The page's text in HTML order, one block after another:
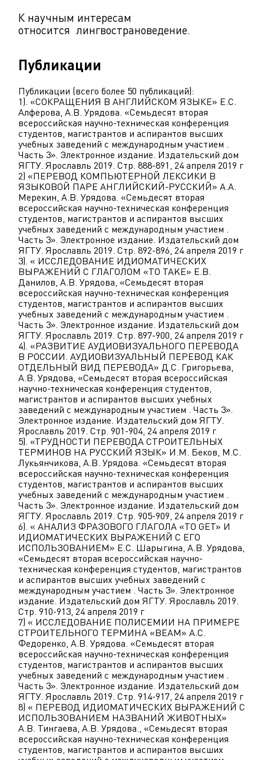
К научным интересам
относится лингвострановедение.
Публикации
Публикации (всего более 50 публикаций):
1). «СОКРАЩЕНИЯ В АНГЛИЙСКОМ ЯЗЫКЕ» Е.С.
Алферова, А.В. Урядова. «Семьдесят вторая
всероссийская научно-техническая конференция
студентов, магистрантов и аспирантов высших
учебных заведений с международным участием .
Часть 3». Электронное издание. Издательский дом
ЯГТУ. Ярославль 2019. Стр. 888-891, 24 апреля 2019 г
2) «ПЕРЕВОД КОМПЬЮТЕРНОЙ ЛЕКСИКИ В
ЯЗЫКОВОЙ ПАРЕ АНГЛИЙСКИЙ-РУССКИЙ» А.А.
Мерекин, А.В. Урядова. «Семьдесят вторая
всероссийская научно-техническая конференция
студентов, магистрантов и аспирантов высших
учебных заведений с международным участием .
Часть 3». Электронное издание. Издательский дом
ЯГТУ. Ярославль 2019. Стр. 892-896, 24 апреля 2019 г
3). « ИССЛЕДОВАНИЕ ИДИОМАТИЧЕСКИХ
ВЫРАЖЕНИЙ С ГЛАГОЛОМ «TO TAKE» Е.В.
Данилов, А.В. Урядова, «Семьдесят вторая
всероссийская научно-техническая конференция
студентов, магистрантов и аспирантов высших
учебных заведений с международным участием .
Часть 3». Электронное издание. Издательский дом
ЯГТУ. Ярославль 2019. Стр. 897-900, 24 апреля 2019 г
4). «РАЗВИТИЕ АУДИОВИЗУАЛЬНОГО ПЕРЕВОДА
В РОССИИ. АУДИОВИЗУАЛЬНЫЙ ПЕРЕВОД КАК
ОТДЕЛЬНЫЙ ВИД ПЕРЕВОДА» Д.С. Григорьева,
А.В. Урядова, «Семьдесят вторая всероссийская
научно-техническая конференция студентов,
магистрантов и аспирантов высших учебных
заведений с международным участием . Часть 3».
Электронное издание. Издательский дом ЯГТУ.
Ярославль 2019. Стр. 901-904, 24 апреля 2019 г
5). «ТРУДНОСТИ ПЕРЕВОДА СТРОИТЕЛЬНЫХ
ТЕРМИНОВ НА РУССКИЙ ЯЗЫК» И.М. Беков, М.С.
Лукьянчикова, А.В. Урядова. «Семьдесят вторая
всероссийская научно-техническая конференция
студентов, магистрантов и аспирантов высших
учебных заведений с международным участием .
Часть 3». Электронное издание. Издательский дом
ЯГТУ. Ярославль 2019. Стр. 905-909, 24 апреля 2019 г
6). « АНАЛИЗ ФРАЗОВОГО ГЛАГОЛА «TO GET» И
ИДИОМАТИЧЕСКИХ ВЫРАЖЕНИЙ С ЕГО
ИСПОЛЬЗОВАНИЕМ» Е.С. Шарыгина, А.В. Урядова,
«Семьдесят вторая всероссийская научно-
техническая конференция студентов, магистрантов
и аспирантов высших учебных заведений с
международным участием . Часть 3». Электронное
издание. Издательский дом ЯГТУ. Ярославль 2019.
Стр. 910-913, 24 апреля 2019 г
7) « ИССЛЕДОВАНИЕ ПОЛИСЕМИИ НА ПРИМЕРЕ
СТРОИТЕЛЬНОГО ТЕРМИНА «BEAM» А.С.
Федоренко, А.В. Урядова. «Семьдесят вторая
всероссийская научно-техническая конференция
студентов, магистрантов и аспирантов высших
учебных заведений с международным участием .
Часть 3». Электронное издание. Издательский дом
ЯГТУ. Ярославль 2019. Стр. 914-917, 24 апреля 2019 г
8) « ПЕРЕВОД ИДИОМАТИЧЕСКИХ ВЫРАЖЕНИЙ С
ИСПОЛЬЗОВАНИЕМ НАЗВАНИЙ ЖИВОТНЫХ»
А.В. Тингаева, А.В. Урядова., «Семьдесят вторая
всероссийская научно-техническая конференция
студентов, магистрантов и аспирантов высших